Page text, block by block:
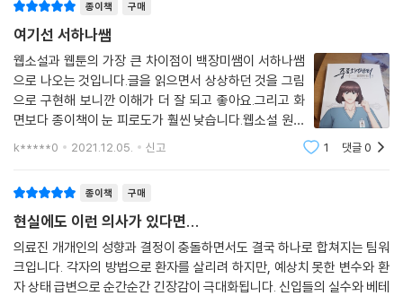
종이책 구매
여기선 서하나쌤
웹소설과 웹툰의 가장 큰 차이점이 백장미쌤이 서하나쌤
으로 나오는 것입니다.글을 읽으면서 상상하던 것을 그림
으로 구현해 보니깐 이해가 더 잘 되고 좋아요.그리고 화
면보다 종이책이 눈 피로도가 훨씬 낮습니다.웹소설 원작
을 될수있으면 살리려는 흔적이 보입니다.그림 그리기 어
k*****0 2021.12.05. 신고 1 댓글0
종이책 구매
현실에도 이런 의사가 있다면...
의료진 개개인의 성향과 결정이 충돌하면서도 결국 하나로 합쳐지는 팀워
크입니다. 각자의 방법으로 환자를 살리려 하지만, 예상치 못한 변수와 환
자 상태 급변으로 순간순간 긴장감이 극대화됩니다. 신입들의 실수와 베테